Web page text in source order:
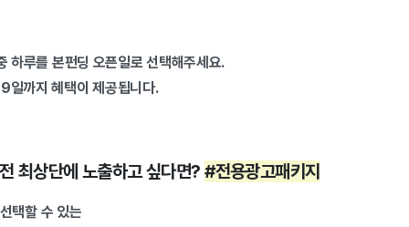
루를 본펀딩 오픈일로 선택해주세요.
일까지 혜택이 제공됩니다.
최상단에 노출하고 싶다면?#전용광고패키지
택할 수 있는